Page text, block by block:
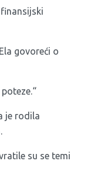
govoreći o
je rodila
su se temi